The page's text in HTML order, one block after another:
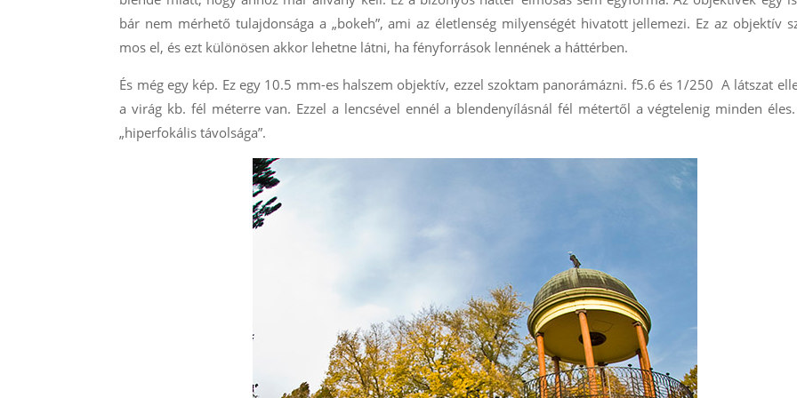
bár nem mérhető tulajdonsága a „bokeh”, ami az életlenség milyenségét hivatott jellemezi. Ez az objektív
mos el, és ezt különösen akkor lehetne látni, ha fényforrások lennének a háttérben.
És még egy kép. Ez egy 10.5 mm-es halszem objektív, ezzel szoktam panorámázni. f5.6 és 1/250 A látszat
a virág kb. fél méterre van. Ezzel a lencsével ennél a blendenyílásnál fél métertől a végtelenig minden éles.
„hiperfokális távolsága”.